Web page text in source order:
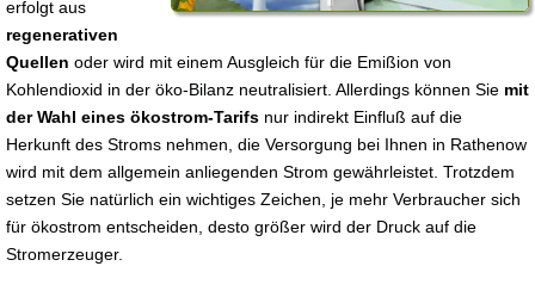
erfolgt aus
regenerativen
Quellen oder wird mit einem Ausgleich für die Emißion von
Kohlendioxid in der öko-Bilanz neutralisiert. Allerdings können Sie mit
der Wahl eines ökostrom-Tarifs nur indirekt Einfluß auf die
Herkunft des Stroms nehmen, die Versorgung bei Ihnen in Rathenow
wird mit dem allgemein anliegenden Strom gewährleistet. Trotzdem
setzen Sie natürlich ein wichtiges Zeichen, je mehr Verbraucher sich
für ökostrom entscheiden, desto größer wird der Druck auf die
Stromerzeuger.